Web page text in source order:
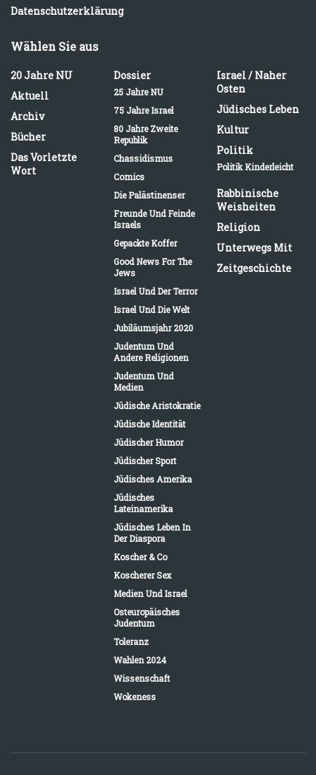
Datenschutzerklärung
Wählen Sie aus
20 Jahre NU
Aktuell
Archiv
Bücher
Das Vorletzte
Wort
Dossier
25 Jahre NU
75 Jahre Israel
80 Jahre Zweite
Republik
Chassidismus
Comics
Die Palästinenser
Freunde Und Feinde
Israels
Gepackte Koffer
Good News For The
Jews
Israel Und Der Terror
Israel Und Die Welt
Jubiläumsjahr 2020
Judentum Und
Andere Religionen
Judentum Und
Medien
Jüdische Aristokratie
Jüdische Identität
Jüdischer Humor
Jüdischer Sport
Jüdisches Amerika
Jüdisches
Lateinamerika
Jüdisches Leben In
Der Diaspora
Koscher & Co
Koscherer Sex
Medien Und Israel
Osteuropäisches
Judentum
Toleranz
Wahlen 2024
Wissenschaft
Wokeness
Israel / Naher
Osten
Jüdisches Leben
Kultur
Politik
Politik Kinderleicht
Rabbinische
Weisheiten
Religion
Unterwegs Mit
Zeitgeschichte